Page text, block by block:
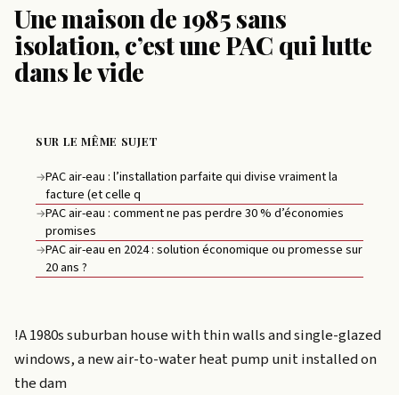
Une maison de 1985 sans
isolation, c’est une PAC qui lutte
dans le vide
SUR LE MÊME SUJET
→PAC air-eau : l’installation parfaite qui divise vraiment la
facture (et celle q
→PAC air-eau : comment ne pas perdre 30 % d’économies
promises
→PAC air-eau en 2024 : solution économique ou promesse sur
20 ans ?
!A 1980s suburban house with thin walls and single-glazed
windows, a new air-to-water heat pump unit installed on
the dam